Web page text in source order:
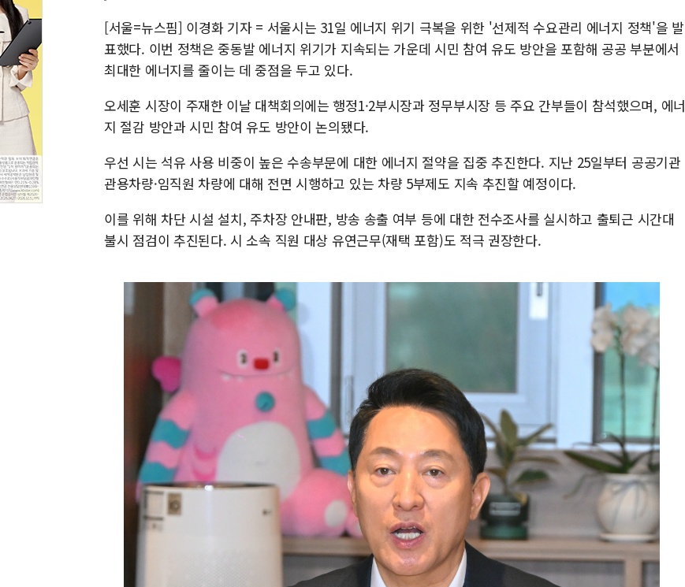
[서울=뉴스핌] 이경화 기자 = 서울시는 31일 에너지 위기 극복을 위한 '선제적 수요관리 에너지 정책'을 발
표했다. 이번 정책은 중동발 에너지 위기가 지속되는 가운데 시민 참여 유도 방안을 포함해 공공 부분에서
최대한 에너지를 줄이는 데 중점을 두고 있다.
오세훈 시장이 주재한 이날 대책회의에는 행정1·2부시장과 정무부시장 등 주요 간부들이 참석했으며, 에너
지 절감 방안과 시민 참여 유도 방안이 논의됐다.
우선 시는 석유 사용 비중이 높은 수송부문에 대한 에너지 절약을 집중 추진한다. 지난 25일부터 공공기관
관용차량·임직원 차량에 대해 전면 시행하고 있는 차량 5부제도 지속 추진할 예정이다.
이를 위해 차단 시설 설치, 주차장 안내판, 방송 송출 여부 등에 대한 전수조사를 실시하고 출퇴근 시간대
불시 점검이 추진된다. 시 소속 직원 대상 유연근무(재택 포함)도 적극 권장한다.